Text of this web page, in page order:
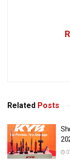
Related Posts